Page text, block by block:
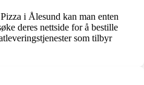
i Ålesund kan man enten
deres nettside for å bestille
som tilbyr